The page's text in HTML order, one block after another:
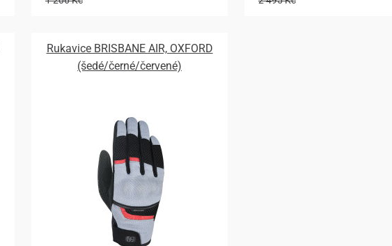
Rukavice BRISBANE AIR, OXFORD
(šedé/černé/červené)